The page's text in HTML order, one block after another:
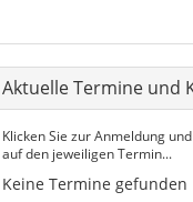
Aktuelle Termine und
Klicken Sie zur Anmeldung
auf den jeweiligen Termin...
Keine Termine gefunden